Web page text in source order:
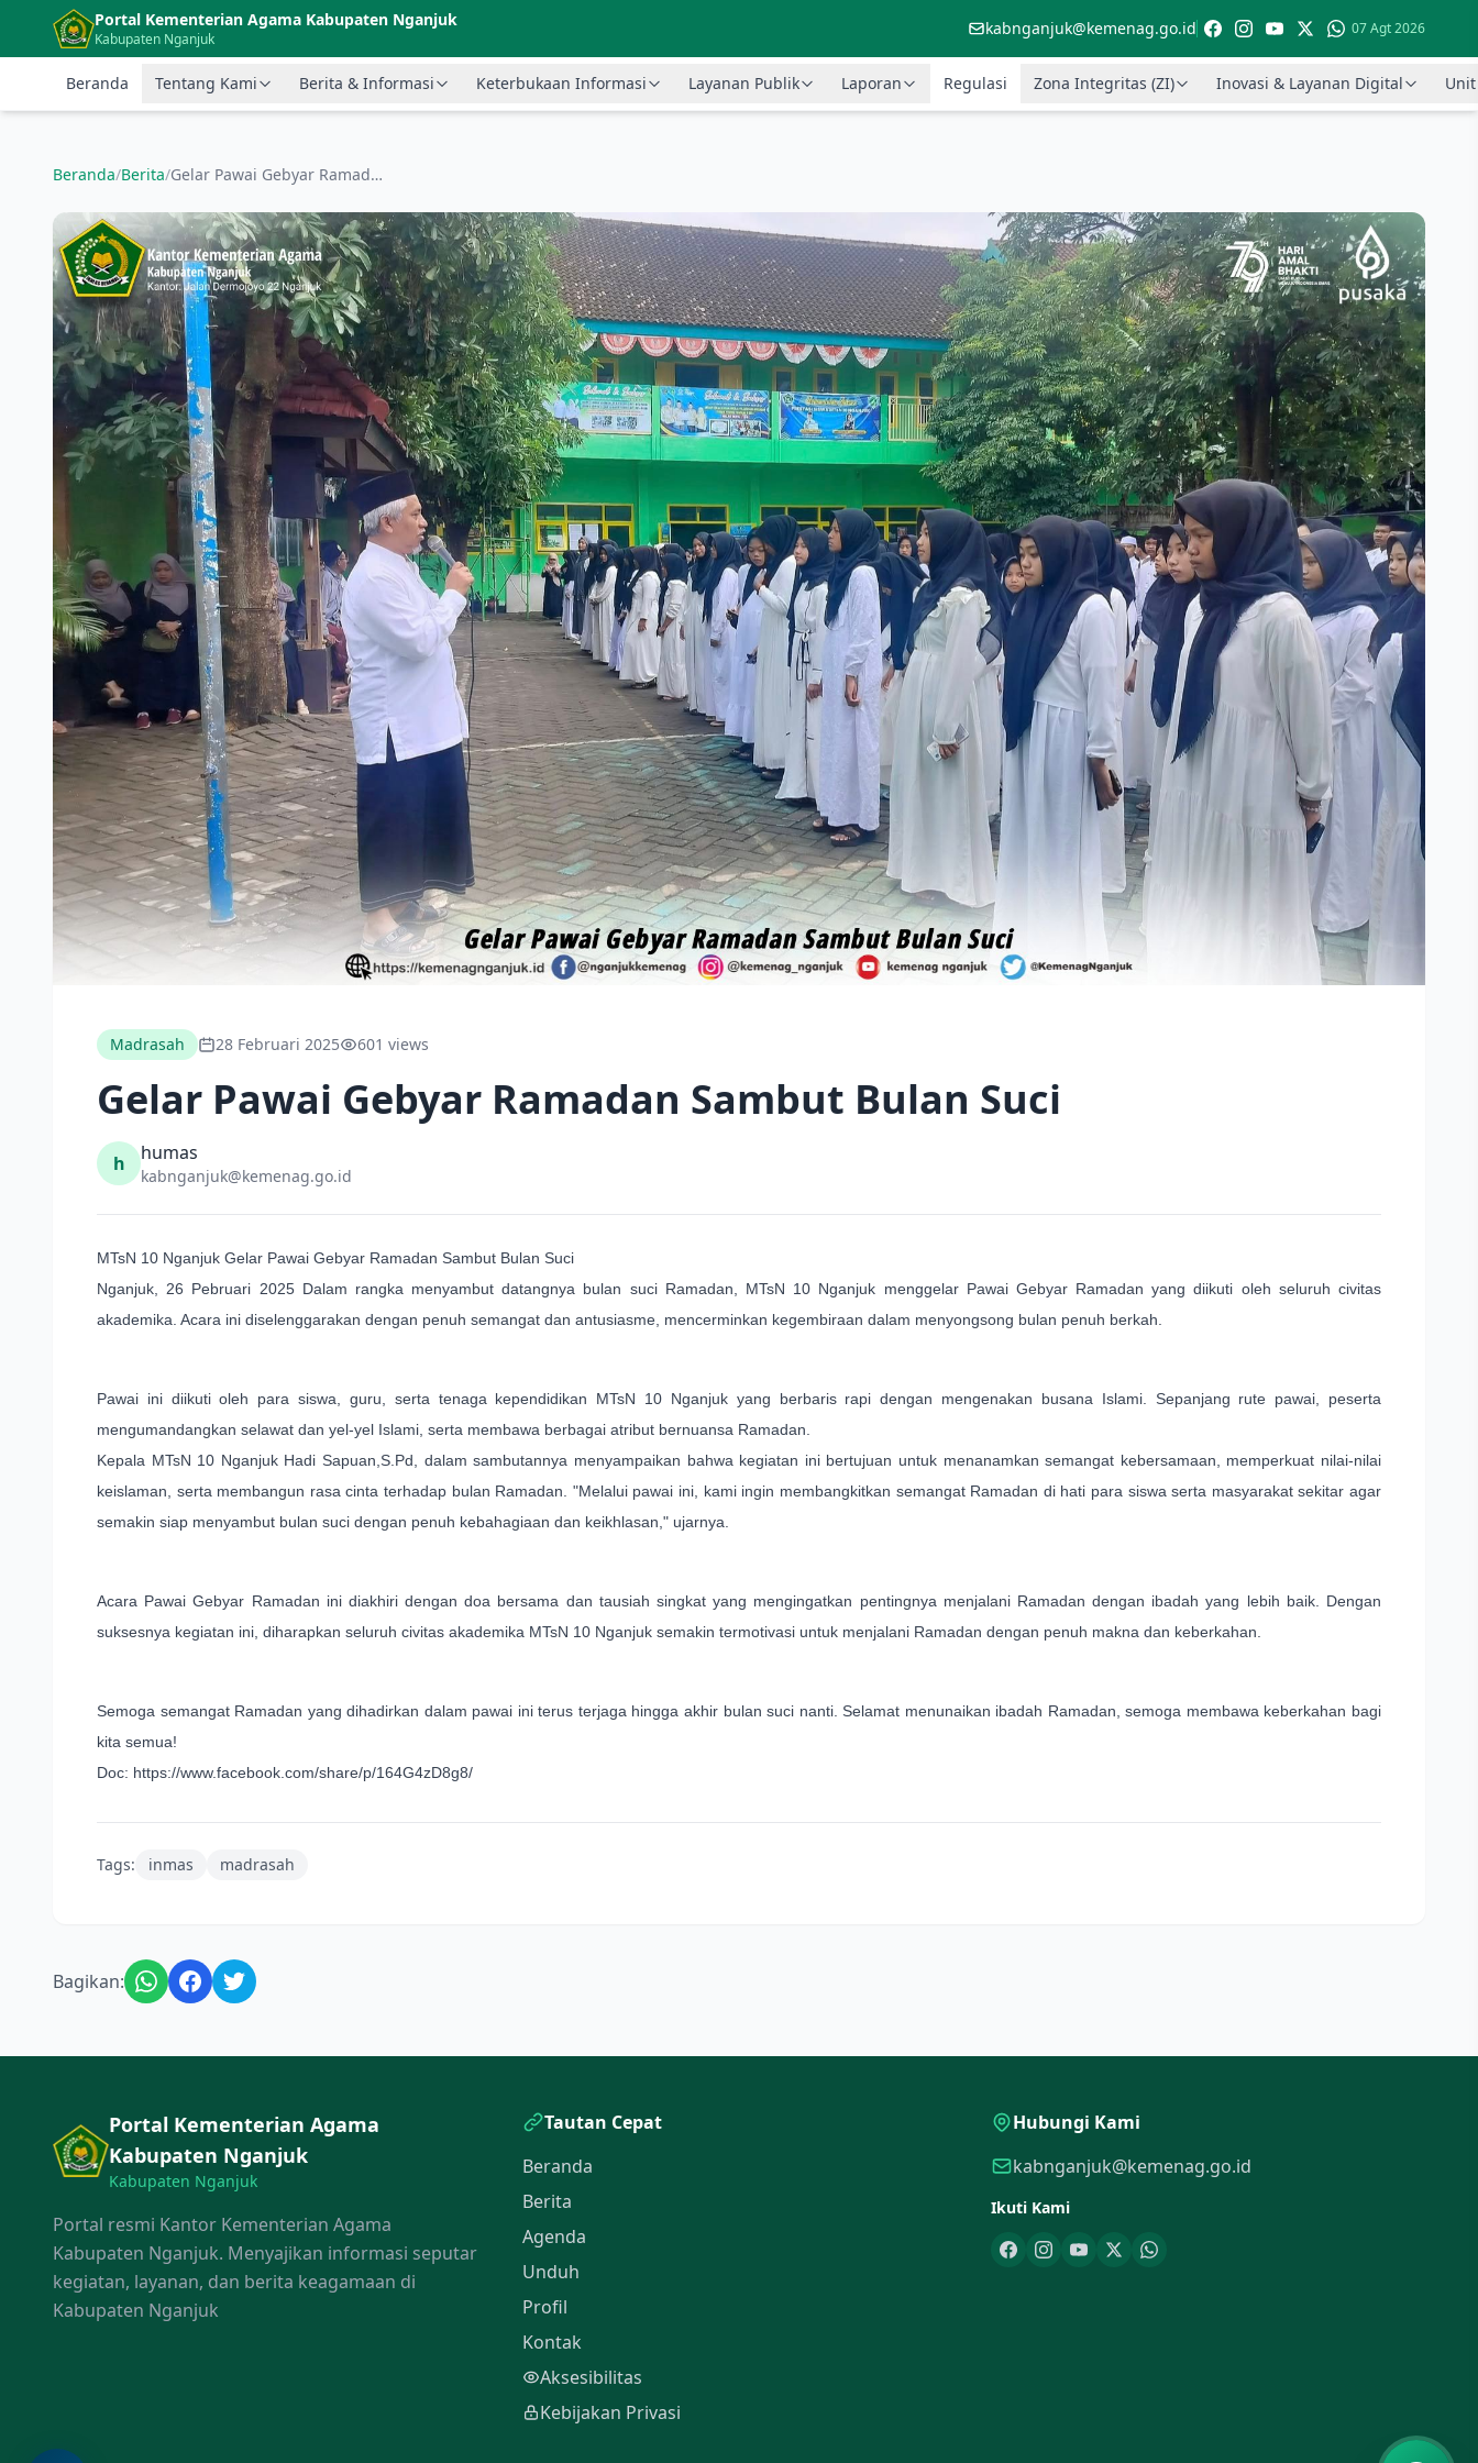
Langsung ke konten utama
Portal Kementerian Agama Kabupaten Nganjuk
Kabupaten Nganjuk
kabnganjuk@kemenag.go.id 07 Agt 2026
Beranda Tentang Kami Berita & Informasi Keterbukaan Informasi Layanan Publik Laporan Regulasi Zona Integritas (ZI) Inovasi & Layanan Digital
Beranda/Berita/ Gelar Pawai Gebyar Ramadan Sambut Bulan Suci
Madrasah 28 Februari 2025 601 views
Gelar Pawai Gebyar Ramadan Sambut Bulan Suci
h humas
kabnganjuk@kemenag.go.id
MTsN 10 Nganjuk Gelar Pawai Gebyar Ramadan Sambut Bulan Suci
Nganjuk, 26 Pebruari 2025 Dalam rangka menyambut datangnya bulan suci Ramadan, MTsN 10 Nganjuk menggelar Pawai Gebyar Ramadan yang diikuti oleh seluruh civitas
akademika. Acara ini diselenggarakan dengan penuh semangat dan antusiasme, mencerminkan kegembiraan dalam menyongsong bulan penuh berkah.
Pawai ini diikuti oleh para siswa, guru, serta tenaga kependidikan MTsN 10 Nganjuk yang berbaris rapi dengan mengenakan busana Islami. Sepanjang rute pawai, peserta
mengumandangkan selawat dan yel-yel Islami, serta membawa berbagai atribut bernuansa Ramadan.
Kepala MTsN 10 Nganjuk Hadi Sapuan,S.Pd, dalam sambutannya menyampaikan bahwa kegiatan ini bertujuan untuk menanamkan semangat kebersamaan, memperkuat nilai-nilai
keislaman, serta membangun rasa cinta terhadap bulan Ramadan. "Melalui pawai ini, kami ingin membangkitkan semangat Ramadan di hati para siswa serta masyarakat sekitar agar
semakin siap menyambut bulan suci dengan penuh kebahagiaan dan keikhlasan," ujarnya.
Acara Pawai Gebyar Ramadan ini diakhiri dengan doa bersama dan tausiah singkat yang mengingatkan pentingnya menjalani Ramadan dengan ibadah yang lebih baik. Dengan
suksesnya kegiatan ini, diharapkan seluruh civitas akademika MTsN 10 Nganjuk semakin termotivasi untuk menjalani Ramadan dengan penuh makna dan keberkahan.
Semoga semangat Ramadan yang dihadirkan dalam pawai ini terus terjaga hingga akhir bulan suci nanti. Selamat menunaikan ibadah Ramadan, semoga membawa keberkahan bagi
kita semua!
Doc: https://www.facebook.com/share/p/164G4zD8g8/
Tags: inmas madrasah
Bagikan:
Portal Kementerian Agama
Kabupaten Nganjuk
Kabupaten Nganjuk
Portal resmi Kantor Kementerian Agama
Kabupaten Nganjuk. Menyajikan informasi seputar
kegiatan, layanan, dan berita keagamaan di
Kabupaten Nganjuk
Tautan Cepat
Beranda
Berita
Agenda
Unduh
Profil
Kontak
Aksesibilitas
Kebijakan Privasi
Hubungi Kami
kabnganjuk@kemenag.go.id
Ikuti Kami